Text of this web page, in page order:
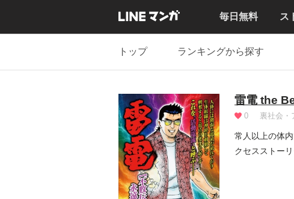
毎日無料 ス
トップ ランキングから探す
雷電 the
0 裏社会・
常人以上の体
クセスストーリ